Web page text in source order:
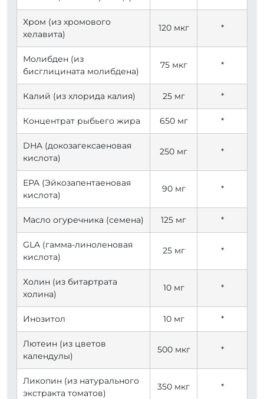
Хром (из хромового
хелавита)
120 мкг *
Молибден (из
бисглицината молибдена)
75 мкг *
Калий (из хлорида калия) 25 мг *
Концентрат рыбьего жира 650 мг *
DHA (докозагексаеновая
кислота)
250 мг *
EPA (Эйкозапентаеновая
кислота)
90 мг *
Масло огуречника (семена) 125 мг *
GLA (гамма-линоленовая
кислота)
25 мг *
Холин (из битартрата
холина)
10 мг *
Инозитол 10 мг *
Лютеин (из цветов
календулы)
500 мкг *
Ликопин (из натурального
экстракта томатов)
350 мкг *